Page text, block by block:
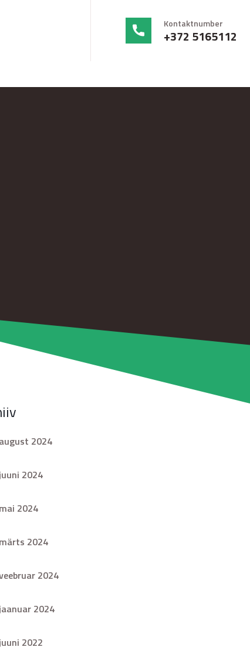
Kontaktnumber
+372 5165112
august 2024
juuni 2024
mai 2024
märts 2024
2024
jaanuar 2024
juuni 2022